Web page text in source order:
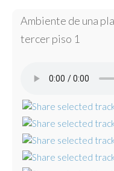
Ambiente de una
tercer piso 1